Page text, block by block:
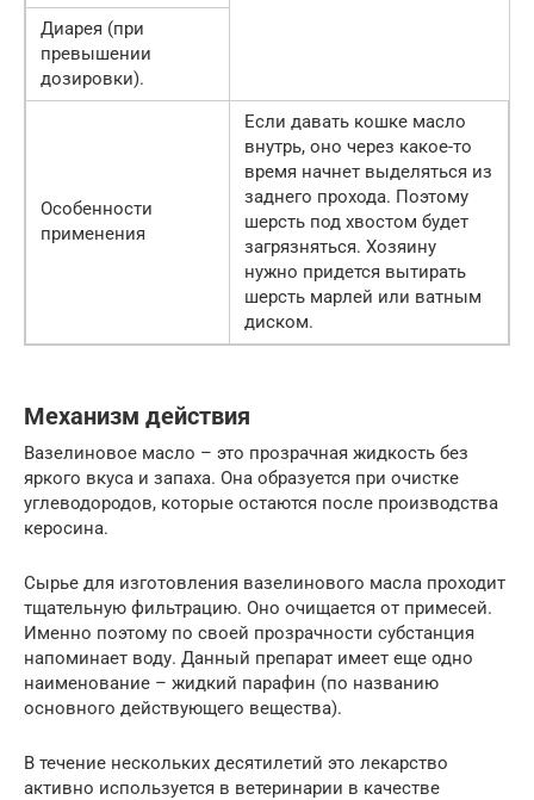
Диарея (при
превышении
дозировки).
Особенности
применения
Если давать кошке масло
внутрь, оно через какое-то
время начнет выделяться из
заднего прохода. Поэтому
шерсть под хвостом будет
загрязняться. Хозяину
нужно придется вытирать
шерсть марлей или ватным
диском.
Механизм действия
Вазелиновое масло – это прозрачная жидкость без
яркого вкуса и запаха. Она образуется при очистке
углеводородов, которые остаются после производства
керосина.
Сырье для изготовления вазелинового масла проходит
тщательную фильтрацию. Оно очищается от примесей.
Именно поэтому по своей прозрачности субстанция
напоминает воду. Данный препарат имеет еще одно
наименование – жидкий парафин (по названию
основного действующего вещества).
В течение нескольких десятилетий это лекарство
активно используется в ветеринарии в качестве